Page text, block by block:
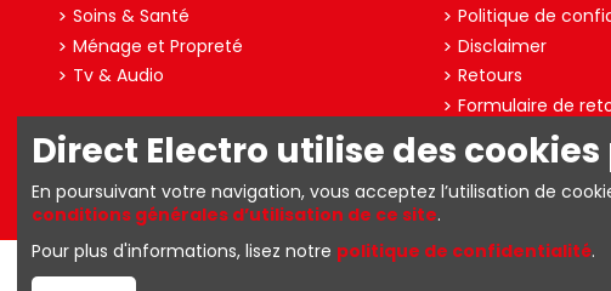
Soins & Santé
Ménage et Propreté
Tv & Audio
Politique de
Disclaimer
Retours
Formulaire de
Directelectro est la boutique en ligne B2C d'Ets. R. Van den Berg SA – TVA:
Direct Electro utilise des
En poursuivant votre navigation, vous acceptez l’utilisation de
conditions générales d’utilisation de ce site.
Pour plus d'informations, lisez notre politique de confidentialité.